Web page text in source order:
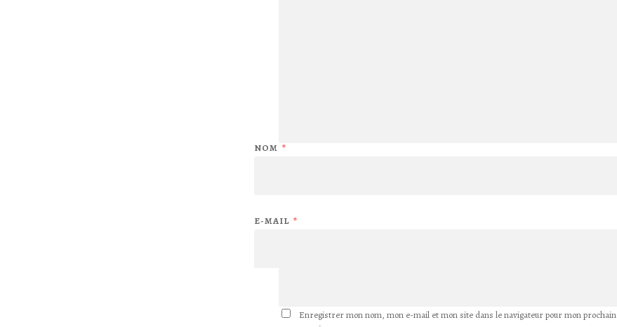
NOM *
E-MAIL *
Enregistrer mon nom, mon e-mail et mon site dans le navigateur pour mon prochain